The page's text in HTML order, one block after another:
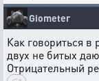
Giometer
Как говориться в
двух не битых
Отрицательный